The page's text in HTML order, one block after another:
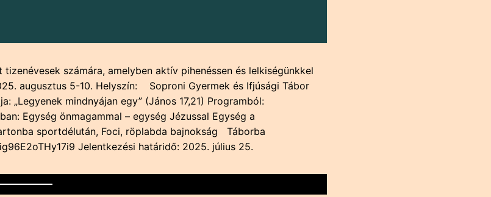
számára, amelyben aktív pihenéssen és lelkiségünkkel
augusztus 5-10. Helyszín: Soproni Gyermek és Ifjúsági Tábor
„Legyenek mindnyájan egy” (János 17,21) Programból:
Egység önmagammal – egység Jézussal Egység a
sportdélután, Foci, röplabda bajnokság Táborba
Jelentkezési határidő: 2025. július 25.